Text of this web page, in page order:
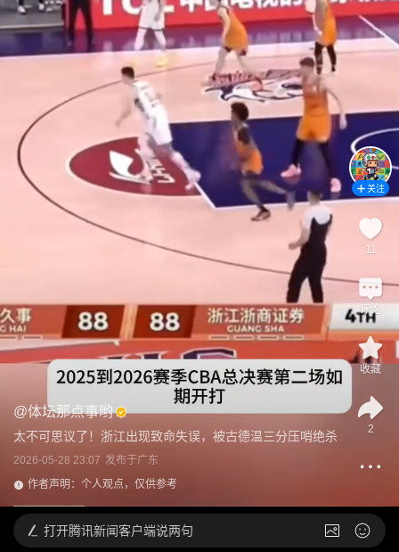
@体坛那点事哟
太不可思议了！浙江出现致命失误，被古德温三分压哨绝杀
2026-05-28 23:07 发布于广东
作者声明：个人观点，仅供参考
关注
11
评论
收藏
2
打开腾讯新闻客户端说两句